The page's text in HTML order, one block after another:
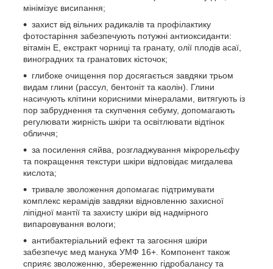
мінімізує висипання;
захист від вільних радикалів та профілактику
фотостаріння забезпечують потужні антиоксиданти:
вітамін Е, екстракт чорниці та гранату, олії плодів асаї,
виноградних та гранатових кісточок;
глибоке очищення пор досягається завдяки трьом
видам глини (рассул, бентоніт та каолін). Глини
насичують клітини корисними мінералами, витягують із
пор забруднення та скупчення себуму, допомагають
регулювати жирність шкіри та освітлювати відтінок
обличчя;
за посилення сяйва, розгладжування мікрорельєфу
та покращення текстури шкіри відповідає мигдалева
кислота;
тривале зволоження допомагає підтримувати
комплекс керамідів завдяки відновленню захисної
ліпідної мантії та захисту шкіри від надмірного
випаровування вологи;
антибактеріальний ефект та загоєння шкіри
забезпечує мед манука УМФ 16+. Компонент також
сприяє зволоженню, збереженню гідробалансу та